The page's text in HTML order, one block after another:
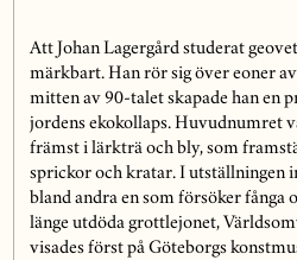
Att Johan Lagergård studerat
märkbart. Han rör sig över eoner
mitten av 90-talet skapade han en
jordens ekokollaps. Huvudnumret
främst i lärkträ och bly, som
sprickor och kratar. I utställningen
bland andra en som försöker fånga
länge utdöda grottlejonet,
visades först på Göteborgs